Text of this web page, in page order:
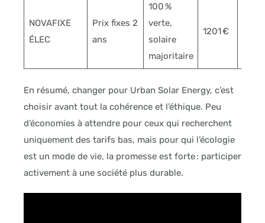
NOVAFIXE
ÉLEC
Prix fixes 2
ans
100 %
verte,
solaire
majoritaire
1201 €
En résumé, changer pour Urban Solar Energy, c’est
choisir avant tout la cohérence et l’éthique. Peu
d’économies à attendre pour ceux qui recherchent
uniquement des tarifs bas, mais pour qui l’écologie
est un mode de vie, la promesse est forte : participer
activement à une société plus durable.